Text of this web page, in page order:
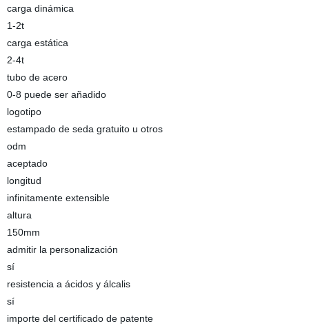
carga dinámica
1-2t
carga estática
2-4t
tubo de acero
0-8 puede ser añadido
logotipo
estampado de seda gratuito u otros
odm
aceptado
longitud
infinitamente extensible
altura
150mm
admitir la personalización
sí
resistencia a ácidos y álcalis
sí
importe del certificado de patente